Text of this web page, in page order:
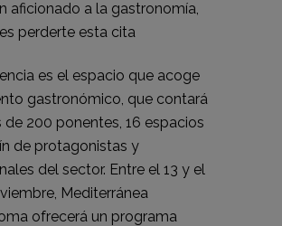
aficionado a la gastronomía,
perderte esta cita
es el espacio que acoge
gastronómico, que contará
de 200 ponentes, 16 espacios
de protagonistas y
del sector. Entre el 13 y el
Mediterránea
ofrecerá un programa